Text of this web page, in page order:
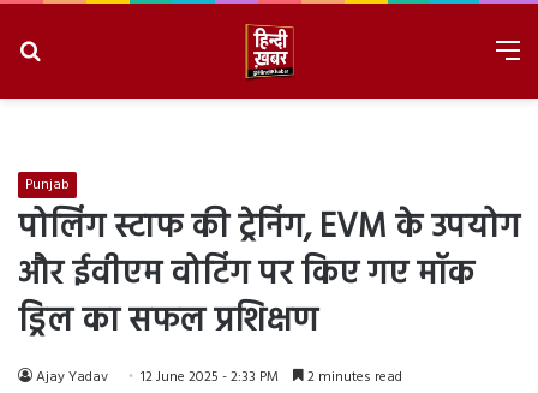
Punjab
पोलिंग स्टाफ की ट्रेनिंग, EVM के उपयोग
और ईवीएम वोटिंग पर किए गए मॉक
ड्रिल का सफल प्रशिक्षण
Ajay Yadav 12 June 2025 - 2:33 PM 2 minutes read